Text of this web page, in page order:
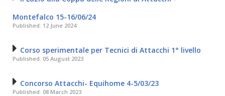
Montefalco 15-16/06/24
Published: 12 June 2024
Corso sperimentale per Tecnici di Attacchi 1° livello
Published: 05 August 2023
Concorso Attacchi- Equihome 4-5/03/23
Published: 08 March 2023